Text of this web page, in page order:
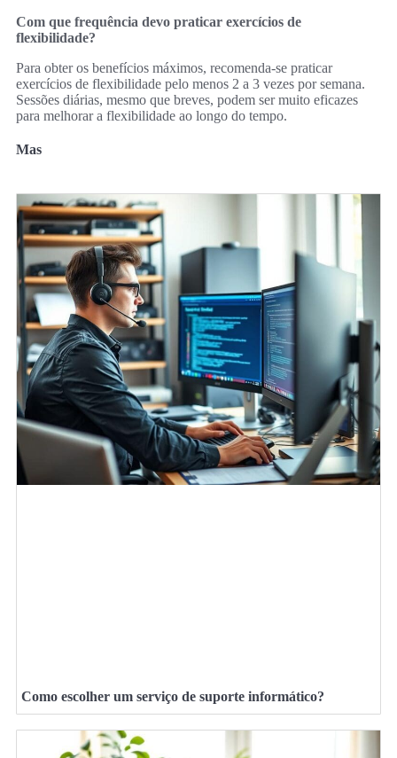
Com que frequência devo praticar exercícios de
flexibilidade?
Para obter os benefícios máximos, recomenda-se praticar
exercícios de flexibilidade pelo menos 2 a 3 vezes por semana.
Sessões diárias, mesmo que breves, podem ser muito eficazes
para melhorar a flexibilidade ao longo do tempo.
Mas
Como escolher um serviço de suporte informático?